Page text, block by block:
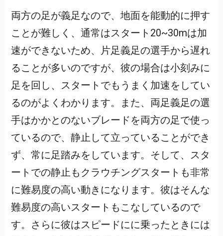
両方の足が義足なので、地面を能動的に押す
ことが難しく、通常はスタート20~30mは加
速ができないため、片足義足の選手から遅れ
ることが多いのですが、彼の場合は小刻みに
足を回し、スタートでもうまく加速をしてい
るのがよくわかります。また、両足義足の選
手はかかとのないブレードを両方の足で使っ
ているので、静止して立っていることができ
ず、常に足踏みをしています。そして、スタ
ートでの静止もクラウチングスタートも非常
に難易度の高い動きになります。彼はそんな
難易度の高いスタートもこなしているので
す。さらに彼はスピードにに乗ったときには